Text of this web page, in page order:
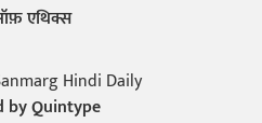
एथिक्स
Hindi Daily
byQuintype